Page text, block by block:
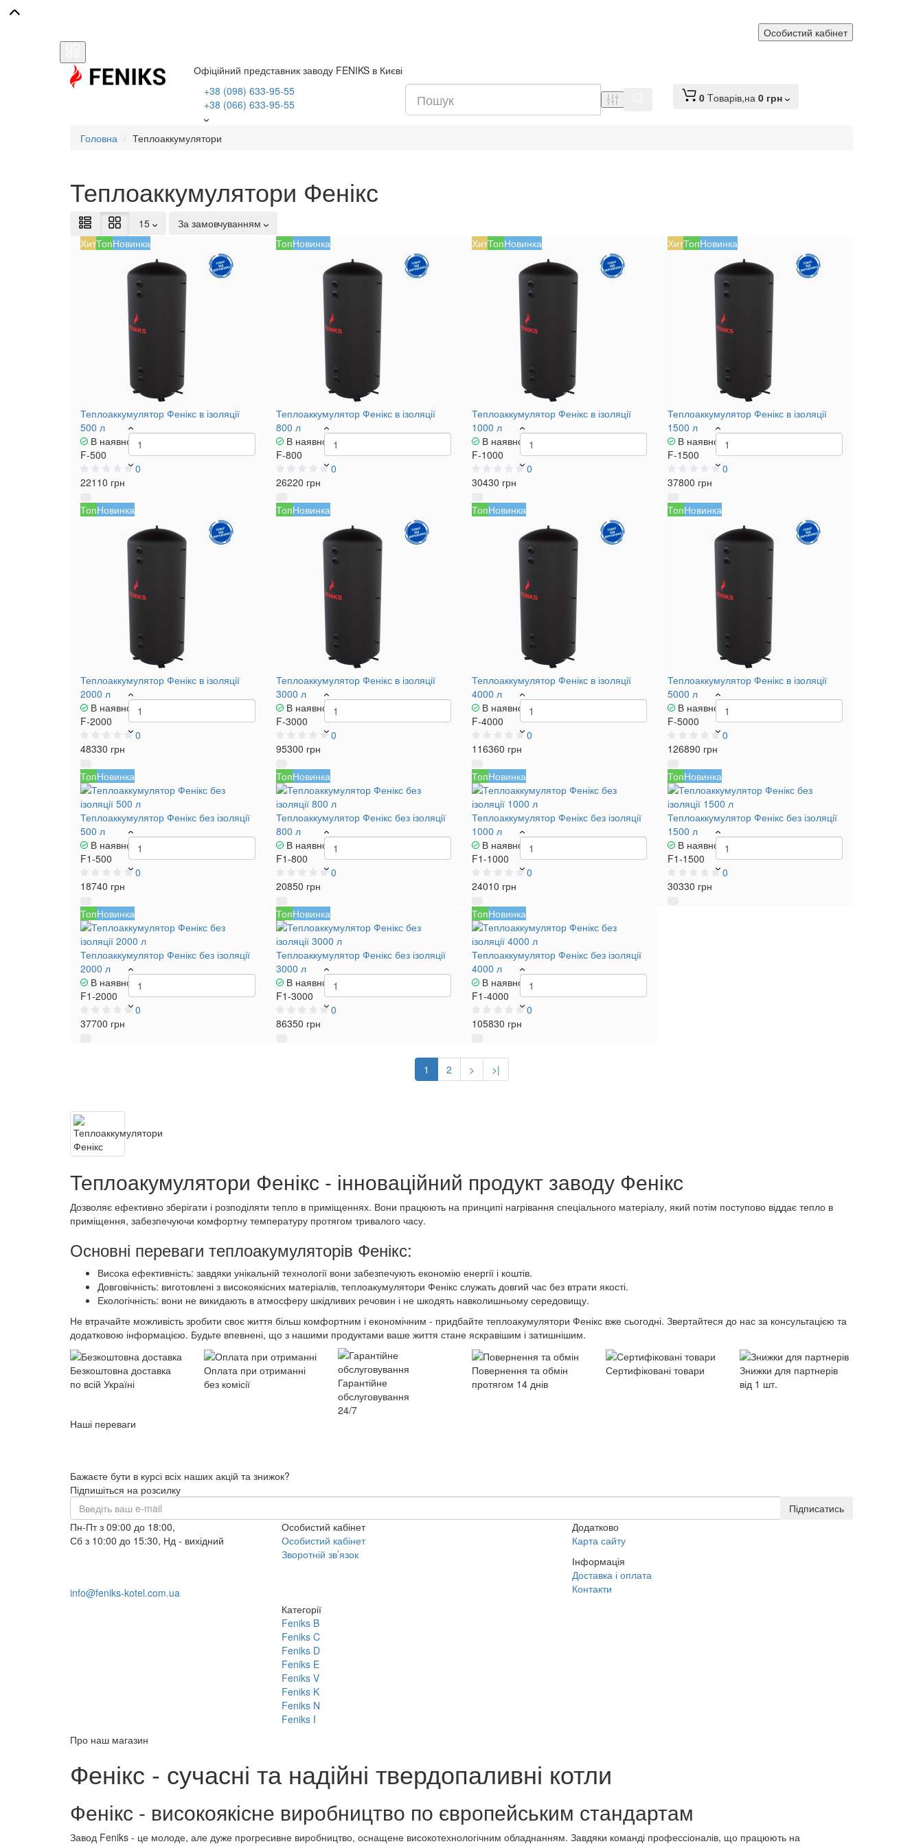
Особистий кабінет
Офіційний представник заводу FENIKS в Києві
+38 (098) 633-95-55
+38 (066) 633-95-55
0 Tоварів,на 0 грн
Головна Теплоаккумулятори
Теплоаккумулятори Фенікс
15
За замовчуванням
ХитТопНовинка
Теплоаккумулятор Фенікс в ізоляції
500 л
В наявності
F-500
0
22110 грн
ТопНовинка
Теплоаккумулятор Фенікс в ізоляції
800 л
В наявності
F-800
0
26220 грн
ХитТопНовинка
Теплоаккумулятор Фенікс в ізоляції
1000 л
В наявності
F-1000
0
30430 грн
ХитТопНовинка
Теплоаккумулятор Фенікс в ізоляції
1500 л
В наявності
F-1500
0
37800 грн
ТопНовинка
Теплоаккумулятор Фенікс в ізоляції
2000 л
В наявності
F-2000
0
48330 грн
ТопНовинка
Теплоаккумулятор Фенікс в ізоляції
3000 л
В наявності
F-3000
0
95300 грн
ТопНовинка
Теплоаккумулятор Фенікс в ізоляції
4000 л
В наявності
F-4000
0
116360 грн
ТопНовинка
Теплоаккумулятор Фенікс в ізоляції
5000 л
В наявності
F-5000
0
126890 грн
ТопНовинка
Теплоаккумулятор Фенікс без ізоляції
500 л
В наявності
F1-500
0
18740 грн
ТопНовинка
Теплоаккумулятор Фенікс без ізоляції
800 л
В наявності
F1-800
0
20850 грн
ТопНовинка
Теплоаккумулятор Фенікс без ізоляції
1000 л
В наявності
F1-1000
0
24010 грн
ТопНовинка
Теплоаккумулятор Фенікс без ізоляції
1500 л
В наявності
F1-1500
0
30330 грн
ТопНовинка
Теплоаккумулятор Фенікс без ізоляції
2000 л
В наявності
F1-2000
0
37700 грн
ТопНовинка
Теплоаккумулятор Фенікс без ізоляції
3000 л
В наявності
F1-3000
0
86350 грн
ТопНовинка
Теплоаккумулятор Фенікс без ізоляції
4000 л
В наявності
F1-4000
0
105830 грн
1 2 > >|
Теплоакумулятори Фенікс - інноваційний продукт заводу Фенікс
Дозволяє ефективно зберігати і розподіляти тепло в приміщеннях. Вони працюють на принципі нагрівання спеціального матеріалу, який потім поступово віддає тепло в
приміщення, забезпечуючи комфортну температуру протягом тривалого часу.
Основні переваги теплоакумуляторів Фенікс:
Висока ефективність: завдяки унікальній технології вони забезпечують економію енергії і коштів.
Довговічність: виготовлені з високоякісних матеріалів, теплоакумулятори Фенікс служать довгий час без втрати якості.
Екологічність: вони не викидають в атмосферу шкідливих речовин і не шкодять навколишньому середовищу.
Не втрачайте можливість зробити своє життя більш комфортним і економічним - придбайте теплоакумулятори Фенікс вже сьогодні. Звертайтеся до нас за консультацією та
додатковою інформацією. Будьте впевнені, що з нашими продуктами ваше життя стане яскравішим і затишнішим.
Безкоштовна доставка
по всій Україні
Оплата при отриманні
без комісії
Гарантійне
обслуговування
24/7
Повернення та обмін
протягом 14 днів
Сертифіковані товари
Знижки для партнерів
від 1 шт.
Наші переваги
Бажаєте бути в курсі всіх наших акцій та знижок?
Підпишіться на розсилку
Підписатись
Пн-Пт з 09:00 до 18:00,
Сб з 10:00 до 15:30, Нд - вихідний
info@feniks-kotel.com.ua
Особистий кабінет
Особистий кабінет
Зворотній зв’язок
Додатково
Карта сайту
Інформація
Доставка і оплата
Контакти
Категорії
Feniks B
Feniks C
Feniks D
Feniks E
Feniks V
Feniks K
Feniks N
Feniks I
Про наш магазин
Фенікс - сучасні та надійні твердопаливні котли
Фенікс - високоякісне виробництво по європейським стандартам
Завод Feniks - це молоде, але дуже прогресивне виробництво, оснащене високотехнологічним обладнанням. Завдяки команді профессіоналів, що працюють на